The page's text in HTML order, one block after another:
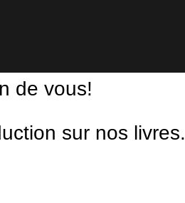
de vous!
sur nos livres.